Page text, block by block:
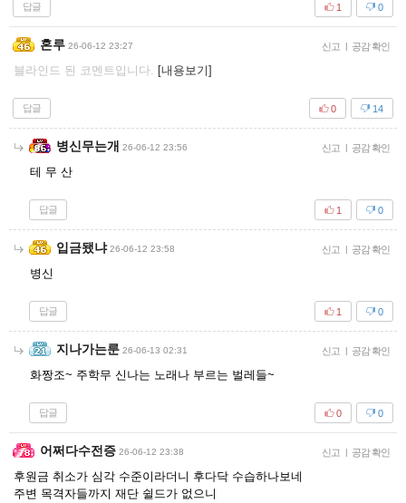
답글 0
1
혼루 26-06-12 23:27 신고 공감 확인
블라인드 된 코멘트입니다. [내용보기]
답글 14
0
병신무는개 26-06-12 23:56 신고 공감 확인
테 무 산
답글 0
1
입금됐냐 26-06-12 23:58 신고 공감 확인
병신
답글 0
1
지나가는룬 26-06-13 02:31 신고 공감 확인
화짱조~ 주학무 신나는 노래나 부르는 벌레들~
답글 0
0
어쩌다수전증 26-06-12 23:38 신고 공감 확인
후원금 취소가 심각 수준이라더니 후다닥 수습하나보네
주변 목격자들까지 재단 쉴드가 없으니